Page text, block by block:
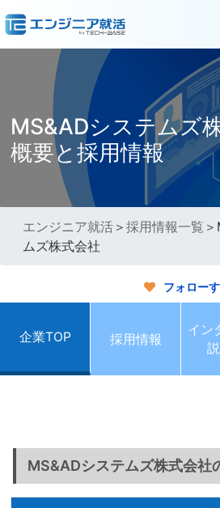
MS&ADシステムズ
概要と採用情報
エンジニア就活 ＞採用情報一覧
ムズ株式会社
フォロー
企業TOP 採用情報
イン
MS&ADシステムズ株式会社